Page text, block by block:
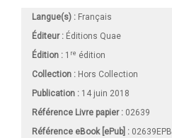
Langue(s) : Français
Éditeur : Éditions Quae
Édition : 1 re édition
Collection : Hors Collection
Publication : 14 juin 2018
Référence Livre papier : 02639
Référence eBook [ePub] : 02639EPB